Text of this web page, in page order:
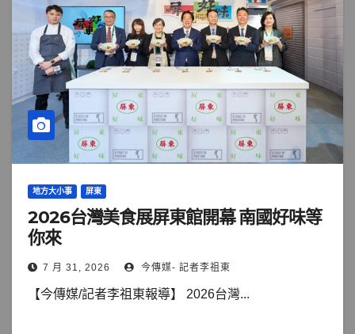
地方大小事 屏東
2026台灣美食展屏東館開幕 南國好味等
你來
7 月 31, 2026 今傳媒- 記者李祖東
【今傳媒/記者李祖東報導】 2026台灣...